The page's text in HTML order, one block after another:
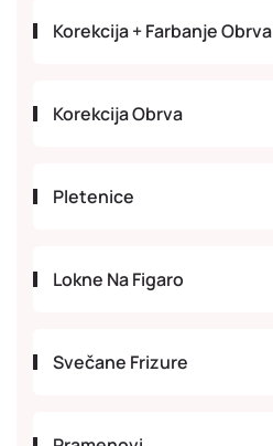
Korekcija + Farbanje Obrva
Korekcija Obrva
Pletenice
Lokne Na Figaro
Svečane Frizure